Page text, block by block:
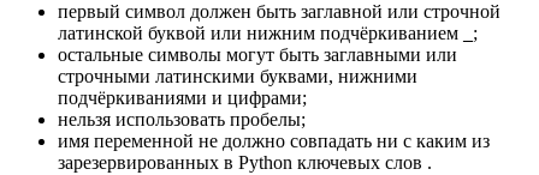
первый символ должен быть заглавной или строчной
латинской буквой или нижним подчёркиванием
;
остальные символы могут быть заглавными или
строчными латинскими буквами, нижними
подчёркиваниями и цифрами;
нельзя использовать пробелы;
имя переменной не должно совпадать ни с каким из
зарезервированных в Python ключевых слов .